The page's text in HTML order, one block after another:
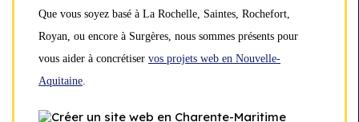
Que vous soyez basé à La Rochelle, Saintes, Rochefort,
Royan, ou encore à Surgères, nous sommes présents pour
vous aider à concrétiser vos projets web en Nouvelle-
Aquitaine.